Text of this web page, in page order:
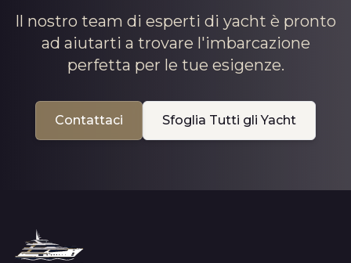
Il nostro team di esperti di yacht è pronto
ad aiutarti a trovare l'imbarcazione
perfetta per le tue esigenze.
Contattaci Sfoglia Tutti gli Yacht